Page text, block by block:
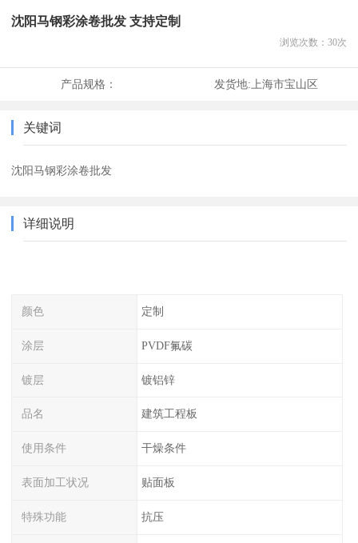
沈阳马钢彩涂卷批发 支持定制
浏览次数： 30次
产品规格： 发货地: 上海市宝山区
关键词
沈阳马钢彩涂卷批发
详细说明
颜色 定制
涂层 PVDF氟碳
镀层 镀铝锌
品名 建筑工程板
使用条件 干燥条件
表面加工状况 贴面板
特殊功能 抗压